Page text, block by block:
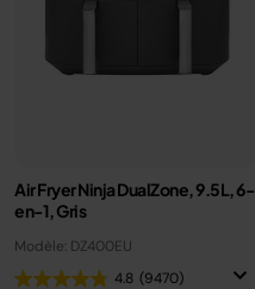
Air Fryer Ninja DualZone, 9.5L, 6-
en-1, Gris
Modèle: DZ400EU
4.8 (9470)